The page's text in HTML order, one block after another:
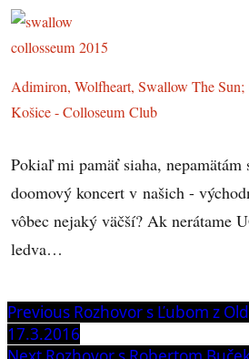
Adimiron, Wolfheart, Swallow The Sun;
Košice - Colloseum Club
Pokiaľ mi pamäť siaha, nepamätám
doomový koncert v našich -
vôbec nejaký väčší? Ak nerátame
ledva…
Navigácia
v
Previous Previous
post:
Rozhovor s Ľubom z
17.3.2016
Next